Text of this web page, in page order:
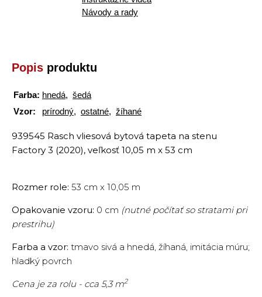
Návody a rady
Popis produktu
Farba: hnedá, šedá
Vzor:
prírodný, ostatné, žíhané
939545 Rasch vliesová bytová tapeta na stenu
Factory 3 (2020), veľkosť 10,05 m x 53 cm
Rozmer role: 53 cm x 10,05 m
Opakovanie vzoru: 0 cm (nutné počítať so stratami pri
prestrihu)
Farba a vzor: tmavo sivá a hnedá, žíhaná, imitácia múru;
hladký povrch
Cena je za rolu - cca 5,3 m2